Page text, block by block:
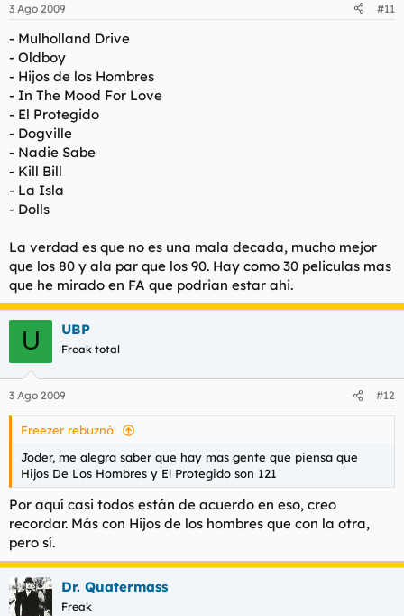
3 Ago 2009 #11
- Mulholland Drive
- Oldboy
- Hijos de los Hombres
- In The Mood For Love
- El Protegido
- Dogville
- Nadie Sabe
- Kill Bill
- La Isla
- Dolls
La verdad es que no es una mala decada, mucho mejor
que los 80 y ala par que los 90. Hay como 30 peliculas mas
que he mirado en FA que podrian estar ahi.
U UBP
Freak total
3 Ago 2009 #12
Freezer rebuznó:
Joder, me alegra saber que hay mas gente que piensa que
Hijos De Los Hombres y El Protegido son 121
Por aquí casi todos están de acuerdo en eso, creo
recordar. Más con Hijos de los hombres que con la otra,
pero sí.
Dr. Quatermass
Freak